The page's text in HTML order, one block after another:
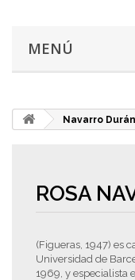
MENÚ
Navarro
ROSA
(Figueras, 1947) es
Universidad de
1969, y especialista